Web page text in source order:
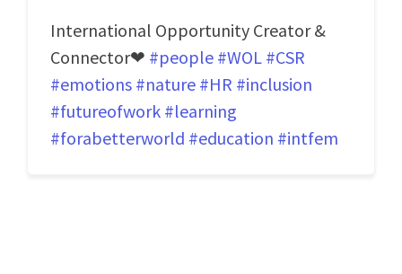
International Opportunity Creator &
Connector❤ #people #WOL #CSR
#emotions #nature #HR #inclusion
#futureofwork #learning
#forabetterworld #education #intfem